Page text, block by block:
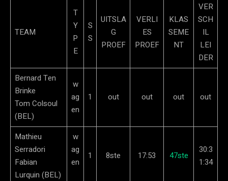
TEAM
T
Y
P
E
S
S
UITSLA
G
PROEF
VERLI
ES
PROEF
KLAS
SEME
NT
VER
SCH
IL
LEI
DER
Bernard Ten
Brinke
Tom Colsoul
(BEL)
w
ag
en
1 out out out out
Mathieu
Serradori
Fabian
Lurquin (BEL)
w
ag
en
1 8ste 17:53 47ste
30:3
1:34